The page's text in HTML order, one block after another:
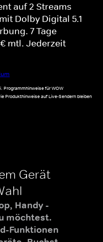
auf 2 Streams
Dolby Digital 5.1
7 Tage
mtl. Jederzeit
Programmhinweise für WOW
Produkthinweise auf Live-Sendern bleiben
Gerät
Handy -
möchtest.
Funktionen